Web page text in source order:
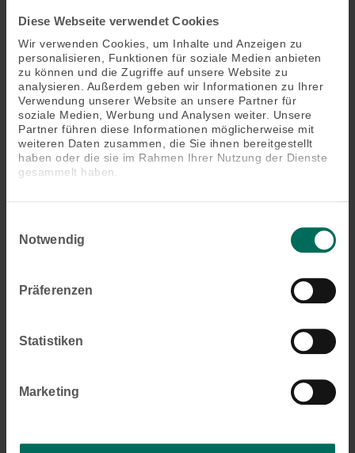
Diese Webseite verwendet Cookies
Wir verwenden Cookies, um Inhalte und Anzeigen zu
personalisieren, Funktionen für soziale Medien anbieten
zu können und die Zugriffe auf unsere Website zu
analysieren. Außerdem geben wir Informationen zu Ihrer
Verwendung unserer Website an unsere Partner für
soziale Medien, Werbung und Analysen weiter. Unsere
Partner führen diese Informationen möglicherweise mit
weiteren Daten zusammen, die Sie ihnen bereitgestellt
haben oder die sie im Rahmen Ihrer Nutzung der Dienste
gesammelt haben.
Notwendig
Präferenzen
Statistiken
Marketing
Produktbeschreibung
Mit der Funksteuerung EWFS steuern Sie
Sonnenschutz und Licht fern. Die Steuerung geht
ebenso komfortabel und mühelos von der Hand, wie
beispielsweise die Bedienung des TV-Gerätes.
Besonders leistungsstark sind EWFS Lösungen in
individuellen Sonnenschutzsystems mit minimalem